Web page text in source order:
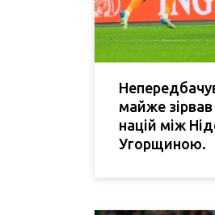
майже
націй між
Угорщиною.